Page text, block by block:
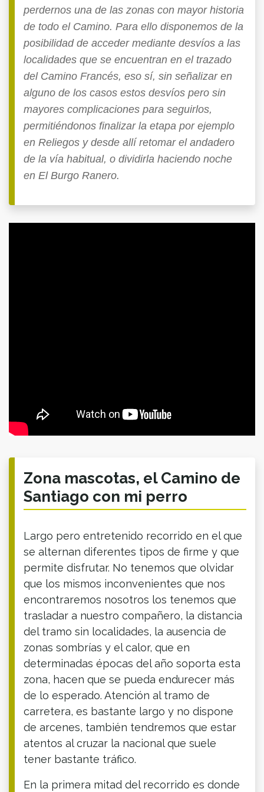
perdernos una de las zonas con mayor historia
de todo el Camino. Para ello disponemos de la
posibilidad de acceder mediante desvíos a las
localidades que se encuentran en el trazado
del Camino Francés, eso sí, sin señalizar en
alguno de los casos estos desvíos pero sin
mayores complicaciones para seguirlos,
permitiéndonos finalizar la etapa por ejemplo
en Reliegos y desde allí retomar el andadero
de la vía habitual, o dividirla haciendo noche
en El Burgo Ranero.
Zona mascotas, el Camino de
Santiago con mi perro
Largo pero entretenido recorrido en el que
se alternan diferentes tipos de firme y que
permite disfrutar. No tenemos que olvidar
que los mismos inconvenientes que nos
encontraremos nosotros los tenemos que
trasladar a nuestro compañero, la distancia
del tramo sin localidades, la ausencia de
zonas sombrías y el calor, que en
determinadas épocas del año soporta esta
zona, hacen que se pueda endurecer más
de lo esperado. Atención al tramo de
carretera, es bastante largo y no dispone
de arcenes, también tendremos que estar
atentos al cruzar la nacional que suele
tener bastante tráfico.
En la primera mitad del recorrido es donde